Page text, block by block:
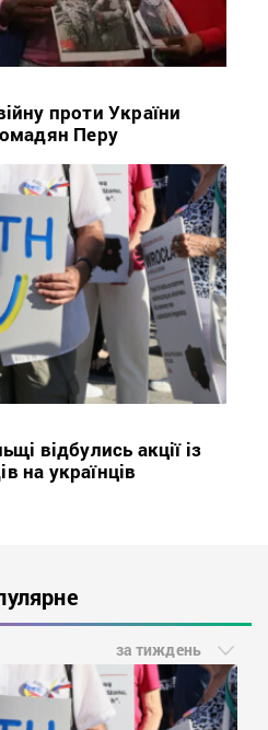
проти України
Перу
відбулись акції із
на українців
за тиждень